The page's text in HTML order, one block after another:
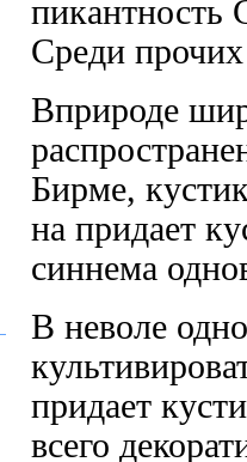
пикантность
Среди
Вприроде
Бирме,
на придает
синнема
В неволе
придает
всего